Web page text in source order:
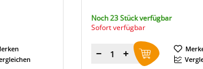
Noch 23 Stück verfügbar
Sofort verfügbar
Menge